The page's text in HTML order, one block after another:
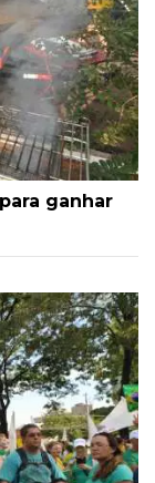
ganhar